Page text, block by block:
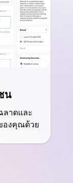
น
าดและ
องคุณด้วย